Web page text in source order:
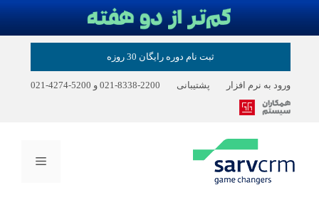
ثبت نام دوره رایگان 30 روزه
ورود به نرم افزار پشتیبانی 2200-8338-021 و 5200-4274-021
فهرست